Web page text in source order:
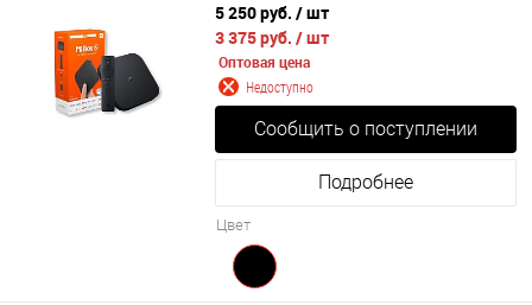
5 250 руб. / шт
3 375 руб. / шт
Оптовая цена
Недоступно
Сообщить о поступлении
Подробнее
Цвет